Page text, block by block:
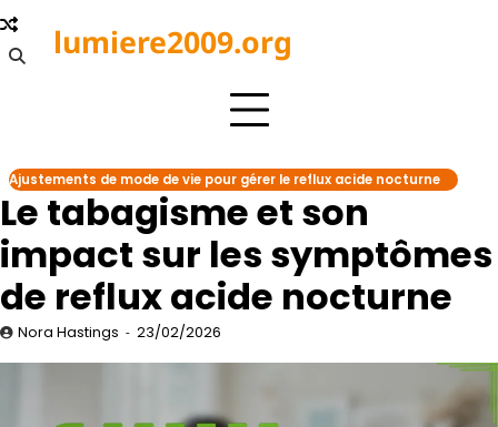
Skip
to
content
lumiere2009.org
Ajustements de mode de vie pour gérer le reflux acide nocturne
Le tabagisme et son
impact sur les symptômes
de reflux acide nocturne
Nora Hastings 23/02/2026